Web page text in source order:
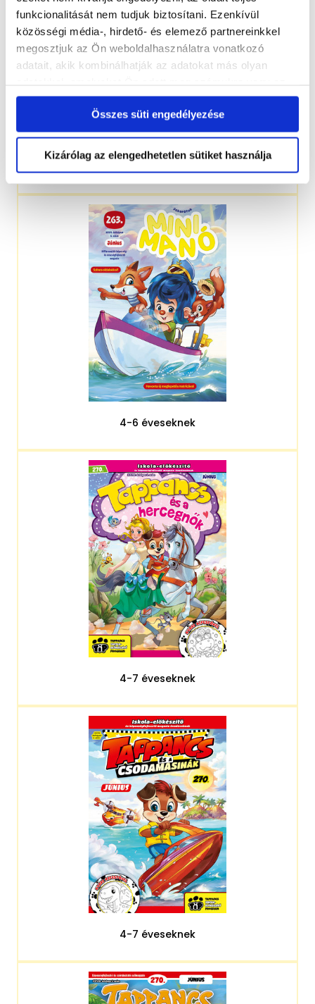
funkcionalitását nem tudjuk biztosítani. Ezenkívül
közösségi média-, hirdető- és elemező partnereinkkel
megosztjuk az Ön weboldalhasználatra vonatkozó
adatait, akik kombinálhatják az adatokat más olyan
Ön által használt más szolgáltatásokból gyűjtöttek.
Összes süti engedélyezése
Kizárólag az elengedhetetlen sütiket használja
4-6 éveseknek
4-7 éveseknek
4-7 éveseknek